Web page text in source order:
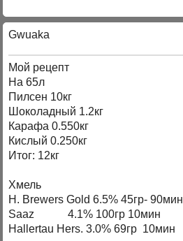
Gwuaka
Мой рецепт
На 65л
Пилсен 10кг
Шоколадный 1.2кг
Карафа 0.550кг
Кислый 0.250кг
Итог: 12кг
Хмель
H. Brewers Gold 6.5% 45гр- 90мин
Saaz 4.1% 100гр 10мин
Hallertau Hers. 3.0% 69гр 10мин